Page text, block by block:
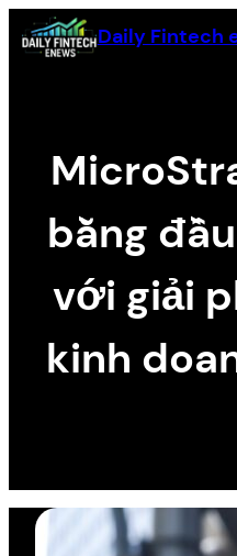
Skip
to
Daily Fintech
bằng
với giải
kinh